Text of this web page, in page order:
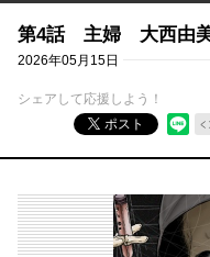
第4話 主婦 大西由
2026年05月15日
シェアして応援しよう！
ポスト